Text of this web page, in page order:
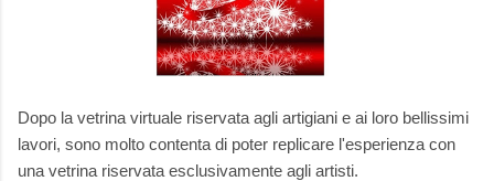
Dopo la vetrina virtuale riservata agli artigiani e ai loro bellissimi
lavori, sono molto contenta di poter replicare l'esperienza con
una vetrina riservata esclusivamente agli artisti.